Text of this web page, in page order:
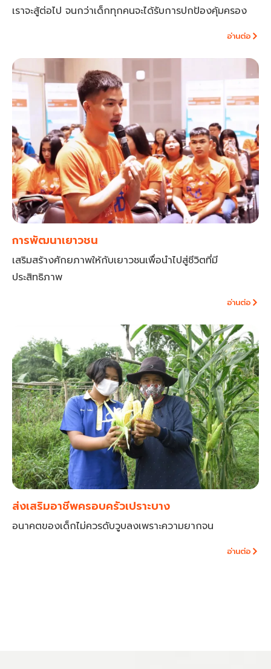
เราจะสู้ต่อไป จนกว่าเด็กทุกคนจะได้รับการปกป้องคุ้มครอง
อ่านต่อ
การพัฒนาเยาวชน
เสริมสร้างศักยภาพให้กับเยาวชนเพื่อนำไปสู่ชีวิตที่มี
ประสิทธิภาพ
อ่านต่อ
ส่งเสริมอาชีพครอบครัวเปราะบาง
อนาคตของเด็กไม่ควรดับวูบลงเพราะความยากจน
อ่านต่อ